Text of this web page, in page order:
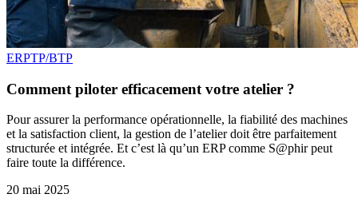
ERPTP/BTP
Comment piloter efficacement votre atelier ?
Pour assurer la performance opérationnelle, la fiabilité des machines
et la satisfaction client, la gestion de l’atelier doit être parfaitement
structurée et intégrée. Et c’est là qu’un ERP comme S@phir peut
faire toute la différence.
20 mai 2025